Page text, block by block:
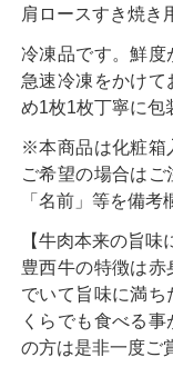
肩ロースすき焼き
冷凍品です。鮮度
急速冷凍をかけて
め1枚1枚丁寧に包
※本商品は化粧箱
ご希望の場合はご
「名前」等を備考
【牛肉本来の旨味
豊西牛の特徴は
でいて旨味に満
くらでも食べる
の方は是非一度ご